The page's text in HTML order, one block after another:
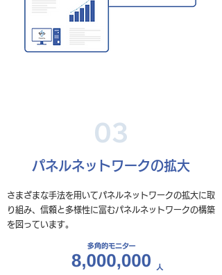
03
パネルネットワークの拡大
さまざまな手法を用いてパネルネットワークの拡大に取
り組み、信頼と多様性に富むパネルネットワークの構築
を図っています。